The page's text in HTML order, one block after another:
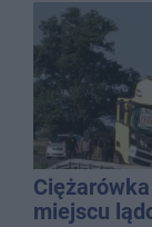
miejscu